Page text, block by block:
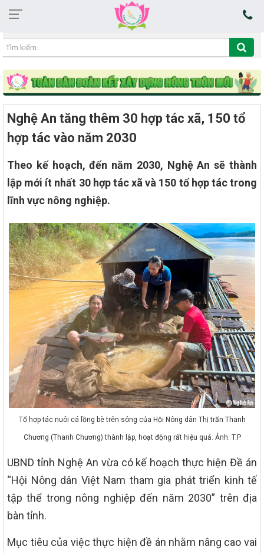
02:59:51 09/08/2026
Nghệ An tăng thêm 30 hợp tác xã, 150 tổ
hợp tác vào năm 2030
Theo kế hoạch, đến năm 2030, Nghệ An sẽ thành
lập mới ít nhất 30 hợp tác xã và 150 tổ hợp tác trong
lĩnh vực nông nghiệp.
Tổ hợp tác nuôi cá lồng bè trên sông của Hội Nông dân Thị trấn Thanh
Chương (Thanh Chương) thành lập, hoạt động rất hiệu quả. Ảnh: T.P
UBND tỉnh Nghệ An vừa có kế hoạch thực hiện Đề án
“Hội Nông dân Việt Nam tham gia phát triển kinh tế
tập thể trong nông nghiệp đến năm 2030” trên địa
bàn tỉnh.
Mục tiêu của việc thực hiện đề án nhằm nâng cao vai